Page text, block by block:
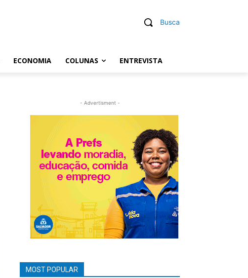
Busca
ECONOMIA COLUNAS ENTREVISTA
- Advertisment -
MOST POPULAR